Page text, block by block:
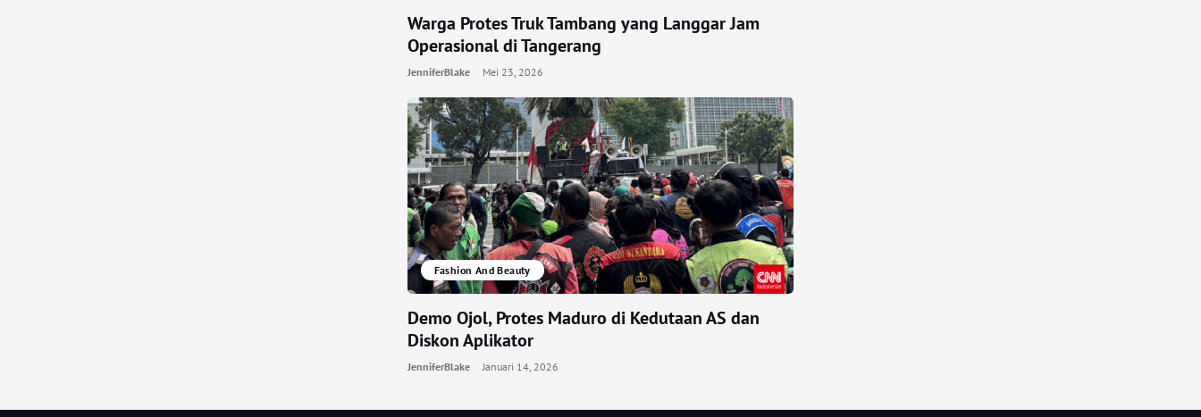
Warga Protes Truk Tambang yang Langgar Jam
Operasional di Tangerang
JenniferBlake Mei 23, 2026
Fashion And Beauty
Demo Ojol, Protes Maduro di Kedutaan AS dan
Diskon Aplikator
JenniferBlake Januari 14, 2026